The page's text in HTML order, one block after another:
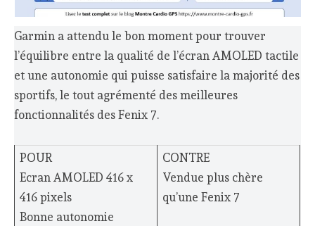
Garmin a attendu le bon moment pour trouver
l’équilibre entre la qualité de l’écran AMOLED tactile
et une autonomie qui puisse satisfaire la majorité des
sportifs, le tout agrémenté des meilleures
fonctionnalités des Fenix 7.
POUR
Ecran AMOLED 416 x
416 pixels
Bonne autonomie
CONTRE
Vendue plus chère
qu’une Fenix 7